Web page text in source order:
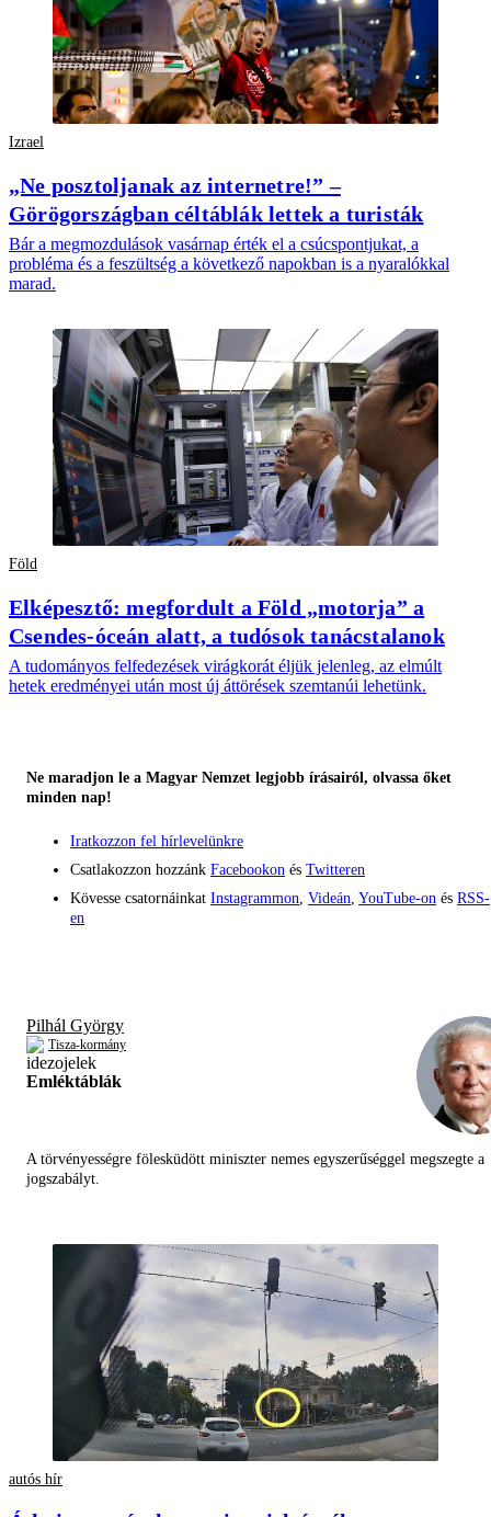
Izrael
„Ne posztoljanak az internetre!” –
Görögországban céltáblák lettek a turisták
Bár a megmozdulások vasárnap érték el a csúcspontjukat, a
probléma és a feszültség a következő napokban is a nyaralókkal
marad.
Föld
Elképesztő: megfordult a Föld „motorja” a
Csendes-óceán alatt, a tudósok tanácstalanok
A tudományos felfedezések virágkorát éljük jelenleg, az elmúlt
hetek eredményei után most új áttörések szemtanúi lehetünk.
Ne maradjon le a Magyar Nemzet legjobb írásairól, olvassa őket
minden nap!
Iratkozzon fel hírlevelünkre
Csatlakozzon hozzánk Facebookon és Twitteren
Kövesse csatornáinkat Instagrammon Videán YouTube-on és RSS-
en
Pilhál György
Tisza-kormány
Emléktáblák
A törvényességre fölesküdött miniszter nemes egyszerűséggel megszegte a
jogszabályt.
autós hír